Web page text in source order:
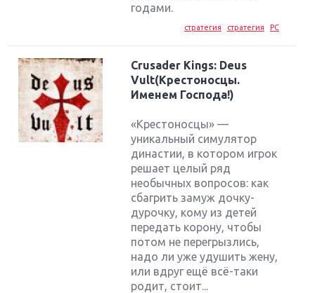
годами.
стратегия стратегия PC
Crusader Kings: Deus
Vult(Крестоносцы.
Именем Господа!)
«Крестоносцы» —
уникальный симулятор
династии, в котором игрок
решает целый ряд
необычных вопросов: как
сбагрить замуж дочку-
дурочку, кому из детей
передать корону, чтобы
потом не перегрызлись,
надо ли уже удушить жену,
или вдруг ещё всё-таки
родит, стоит...